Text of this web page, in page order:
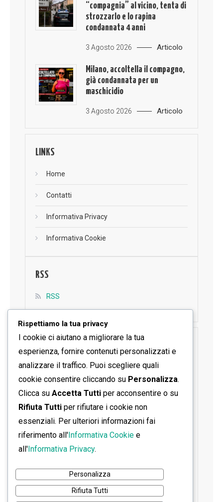
“compagnia” al vicino, tenta di
strozzarlo e lo rapina
condannata 4 anni
3 Agosto 2026 Articolo
Milano, accoltella il compagno,
già condannata per un
maschicidio
3 Agosto 2026 Articolo
LINKS
Home
Contatti
Informativa Privacy
Informativa Cookie
RSS
RSS
SEGUICI SU FACEBOOK
Rispettiamo la tua privacy
I cookie ci aiutano a migliorare la tua
esperienza, fornire contenuti personalizzati e
analizzare il traffico. Puoi scegliere quali
cookie consentire cliccando su Personalizza.
Clicca su Accetta Tutti per acconsentire o su
Rifiuta Tutti per rifiutare i cookie non
essenziali. Per ulteriori informazioni fai
riferimento all'Informativa Cookie e
all'Informativa Privacy.
Personalizza
Rifiuta Tutti